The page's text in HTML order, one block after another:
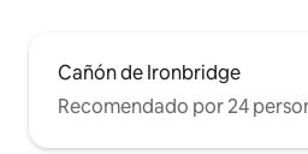
Cañón de Ironbridge
Recomendado por 24